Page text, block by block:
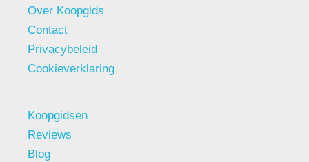
Over Koopgids
Contact
Privacybeleid
Cookieverklaring
Koopgidsen
Reviews
Blog